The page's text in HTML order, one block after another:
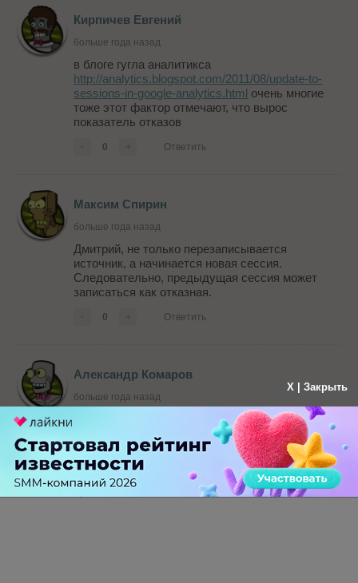
Кирпичев Евгений
больше года назад
в блоге гугла аналитикса
http://analytics.blogspot.com/2011/08/update-to-
sessions-in-google-analytics.html очень многие
тоже этот фактор отмечают, что вырос
показатель отказов
0 Ответить
Максим Спирин
больше года назад
Дмитрий, не только перезаписывается
источник, а начинается новая сессия.
Следовательно, предыдущая сессия может
записаться как отказная.
0 Ответить
Александр Комаров
больше года назад
Представим ситуацию: пользователь дважды
заходит с разных источников и каждый раз
просматривает по одной странице. Ранее это
бы записалось как 1 посещение и 0% отказы. С
новой же системой подсчета этот пользователь
пропишется: 2 визита и 100% отказы
X | Закрыть